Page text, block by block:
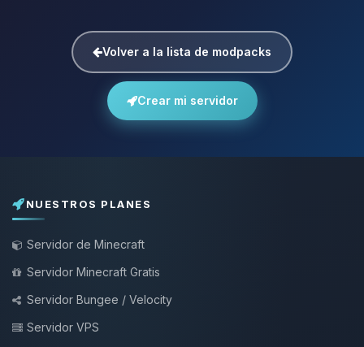
Volver a la lista de modpacks
Crear mi servidor
NUESTROS PLANES
Servidor de Minecraft
Servidor Minecraft Gratis
Servidor Bungee / Velocity
Servidor VPS